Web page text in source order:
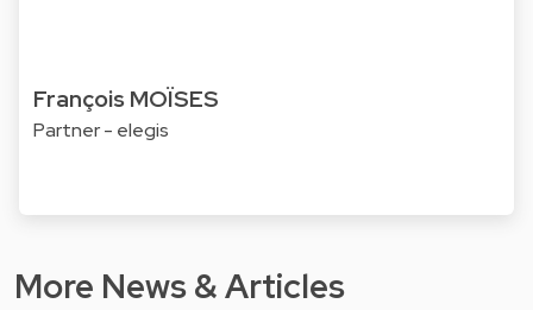
François MOÏSES
Partner - elegis
More News & Articles